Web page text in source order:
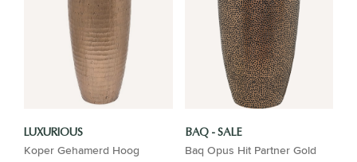
LUXURIOUS
Koper Gehamerd Hoog
BAQ - SALE
Baq Opus Hit Partner Gold